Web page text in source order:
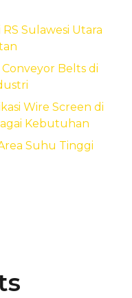
Sulawesi Utara
Belts di
Wire Screen di
Kebutuhan
Suhu Tinggi